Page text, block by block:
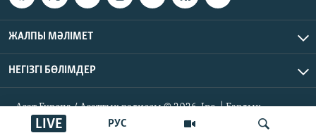
РУС
LIVE
ЖАЛПЫ МӘЛІМЕТ
НЕГІЗГІ БӨЛІМДЕР
Азат Еуропа / Азаттық радиосы © 2026, Inc. | Барлық
құқықтары қорғалған